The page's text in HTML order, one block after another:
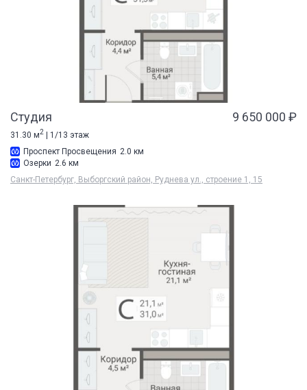
Студия 9 650 000 ₽
31.30 м2 | 1/13 этаж
Проспект Просвещения 2.0 км
Озерки 2.6 км
Санкт-Петербург, Выборгский район, Руднева ул., строение 1, 15